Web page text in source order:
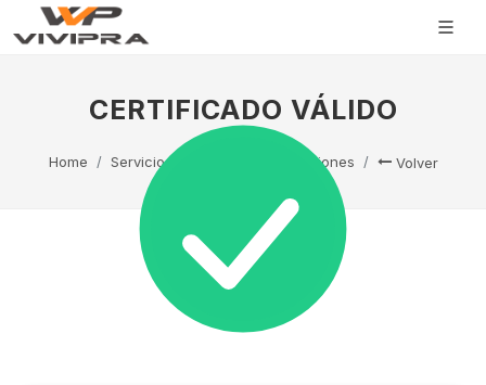
CERTIFICADO VÁLIDO
Home Servicio Técnico Capacitaciones Volver